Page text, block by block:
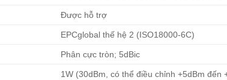
Được hỗ trợ
EPCglobal thế hệ 2 (ISO18000-6C)
Phân cực tròn; 5dBic
1W (30dBm, có thể điều chỉnh +5dBm đến